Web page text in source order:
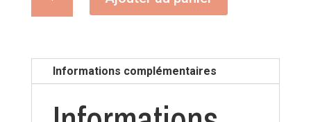
Informations complémentaires